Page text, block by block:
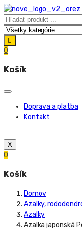
0
Košík
Doprava a platba
Kontakt
X
0
Košík
Domov
Azalky,
Azalky
Azalka japonská